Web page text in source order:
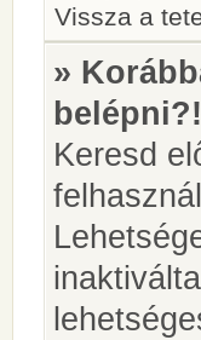
Vissza a
»
belépni?!
Keresd